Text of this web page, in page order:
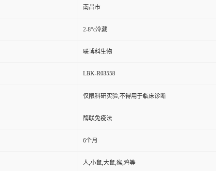
南昌市
2-8°c冷藏
联博科生物
LBK-R03558
仅限科研实验,不得用于临床诊断
酶联免疫法
6个月
人,小鼠,大鼠,猴,鸡等